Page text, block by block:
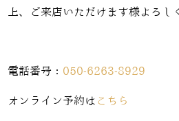
上、ご来店いただけます様よろし
電話番号： 050-6263-8929
オンライン予約は こちら